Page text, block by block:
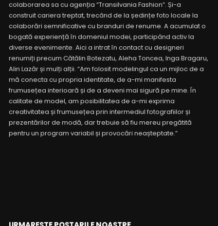
colaborarea sa cu agenția “Transilvania Fashion”. Și-a
construit cariera treptat, trecând de la ședințe foto locale la
colaborări semnificative cu branduri de renume. A acumulat o
bogată experiență în domeniul modei, participând activ la
diverse evenimente. Aici a intrat în contact cu designeri
renumiți precum Cătălin Botezatu, Aleha Toncea, Inga Bragaru,
Alin Lazăr și mulți alții. “Am folosit modelingul ca un mijloc de a
mă conecta cu propria identitate, de a-mi manifesta
frumusețea interioară și de a deveni mai sigură pe mine. În
calitate de model, am posibilitatea de a-mi exprima
creativitatea și frumusețea prin intermediul fotografiilor și
prezentărilor de modă, dar trebuie să fiu mereu pregătită
pentru un program variabil și provocări neașteptate.”